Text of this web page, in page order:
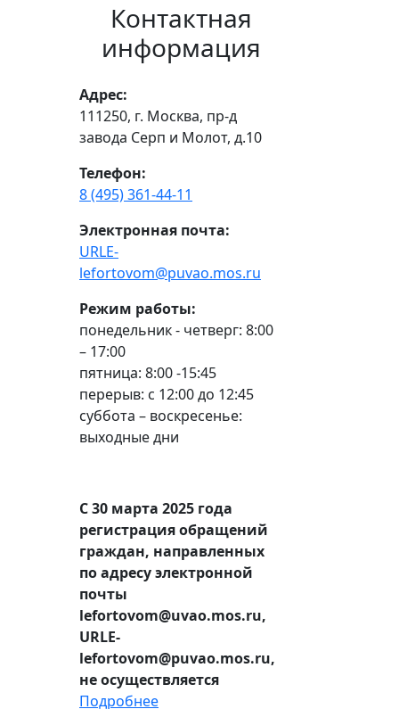
Контактная
информация
Адрес:
111250, г. Москва, пр-д
завода Серп и Молот, д.10
Телефон:
8 (495) 361-44-11
Электронная почта:
URLE-
lefortovom@puvao.mos.ru
Режим работы:
понедельник - четверг: 8:00
– 17:00
пятница: 8:00 -15:45
перерыв: с 12:00 до 12:45
суббота – воскресенье:
выходные дни
С 30 марта 2025 года
регистрация обращений
граждан, направленных
по адресу электронной
почты
lefortovom@uvao.mos.ru,
URLE-
lefortovom@puvao.mos.ru,
не осуществляется
Подробнее